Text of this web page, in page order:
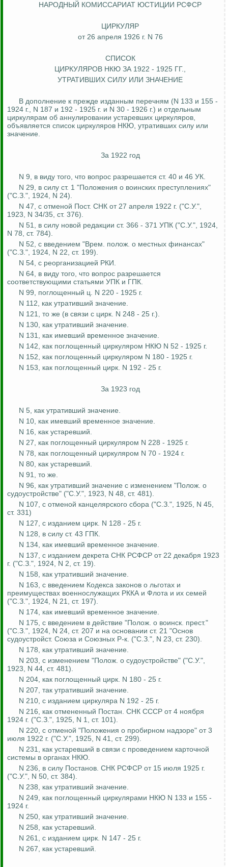
НАРОДНЫЙ КОМИССАРИАТ ЮСТИЦИИ РСФСР
ЦИРКУЛЯР
от 26 апреля 1926 г. N 76
СПИСОК
ЦИРКУЛЯРОВ НКЮ ЗА 1922 - 1925 ГГ.,
УТРАТИВШИХ СИЛУ ИЛИ ЗНАЧЕНИЕ
В дополнение к прежде изданным перечням (N 133 и 155 -
1924 г., N 187 и 192 - 1925 г. и N 30 - 1926 г.) и отдельным
циркулярам об аннулировании устаревших циркуляров,
объявляется список циркуляров НКЮ, утративших силу или
значение.
За 1922 год
N 9, в виду того, что вопрос разрешается ст. 40 и 46 УК.
N 29, в силу ст. 1 "Положения о воинских преступлениях"
("С.З.", 1924, N 24).
N 47, с отменой Пост. СНК от 27 апреля 1922 г. ("С.У.",
1923, N 34/35, ст. 376).
N 51, в силу новой редакции ст. 366 - 371 УПК ("С.У.", 1924,
N 78, ст. 784).
N 52, с введением "Врем. полож. о местных финансах"
("С.З.", 1924, N 22, ст. 199).
N 54, с реорганизацией РКИ.
N 64, в виду того, что вопрос разрешается
соответствующими статьями УПК и ГПК.
N 99, поглощенный ц. N 220 - 1925 г.
N 112, как утративший значение.
N 121, то же (в связи с цирк. N 248 - 25 г.).
N 130, как утративший значение.
N 131, как имевший временное значение.
N 142, как поглощенный циркуляром НКЮ N 52 - 1925 г.
N 152, как поглощенный циркуляром N 180 - 1925 г.
N 153, как поглощенный цирк. N 192 - 25 г.
За 1923 год
N 5, как утративший значение.
N 10, как имевший временное значение.
N 16, как устаревший.
N 27, как поглощенный циркуляром N 228 - 1925 г.
N 78, как поглощенный циркуляром N 70 - 1924 г.
N 80, как устаревший.
N 91, то же.
N 96, как утративший значение с изменением "Полож. о
судоустройстве" ("С.У.", 1923, N 48, ст. 481).
N 107, с отменой канцелярского сбора ("С.З.", 1925, N 45,
ст. 331)
N 127, с изданием цирк. N 128 - 25 г.
N 128, в силу ст. 43 ГПК.
N 134, как имевший временное значение.
N 137, с изданием декрета СНК РСФСР от 22 декабря 1923
г. ("С.З.", 1924, N 2, ст. 19).
N 158, как утративший значение.
N 163, с введением Кодекса законов о льготах и
преимуществах военнослужащих РККА и Флота и их семей
("С.З.", 1924, N 21, ст. 197).
N 174, как имевший временное значение.
N 175, с введением в действие "Полож. о воинск. прест."
("С.З.", 1924, N 24, ст. 207 и на основании ст. 21 "Основ
судоустройст. Союза и Союзных Р-к. ("С.З.", N 23, ст. 230).
N 178, как утративший значение.
N 203, с изменением "Полож. о судоустройстве" ("С.У.",
1923, N 44, ст. 481).
N 204, как поглощенный цирк. N 180 - 25 г.
N 207, так утративший значение.
N 210, с изданием циркуляра N 192 - 25 г.
N 216, как отмененный Постан. СНК СССР от 4 ноября
1924 г. ("С.З.", 1925, N 1, ст. 101).
N 220, с отменой "Положения о пробирном надзоре" от 3
июля 1922 г. ("С.У.", 1925, N 41, ст. 299).
N 231, как устаревший в связи с проведением карточной
системы в органах НКЮ.
N 236, в силу Постанов. СНК РСФСР от 15 июля 1925 г.
("С.У.", N 50, ст. 384).
N 238, как утративший значение.
N 249, как поглощенный циркулярами НКЮ N 133 и 155 -
1924 г.
N 250, как утративший значение.
N 258, как устаревший.
N 261, с изданием цирк. N 147 - 25 г.
N 267, как устаревший.